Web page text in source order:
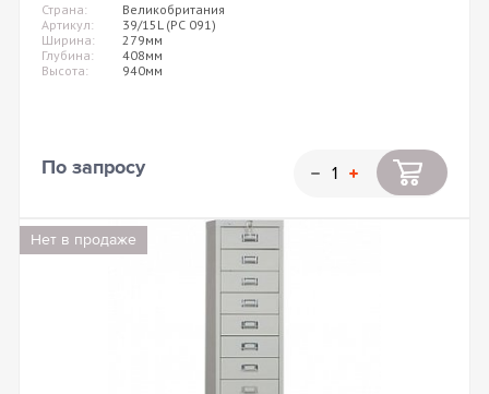
Страна:
Великобритания
Артикул:
39/15L (PC 091)
Ширина:
279мм
Глубина:
408мм
Высота:
940мм
По запросу
Нет в продаже